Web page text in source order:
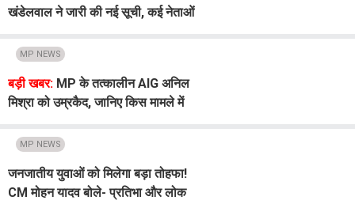
खंडेलवाल ने जारी की नई सूची, कई नेताओं
MP NEWS
बड़ी खबर: MP के तत्कालीन AIG अनिल
मिश्रा को उम्रकैद, जानिए किस मामले में
MP NEWS
जनजातीय युवाओं को मिलेगा बड़ा तोहफा!
CM मोहन यादव बोले- प्रतिभा और लोक